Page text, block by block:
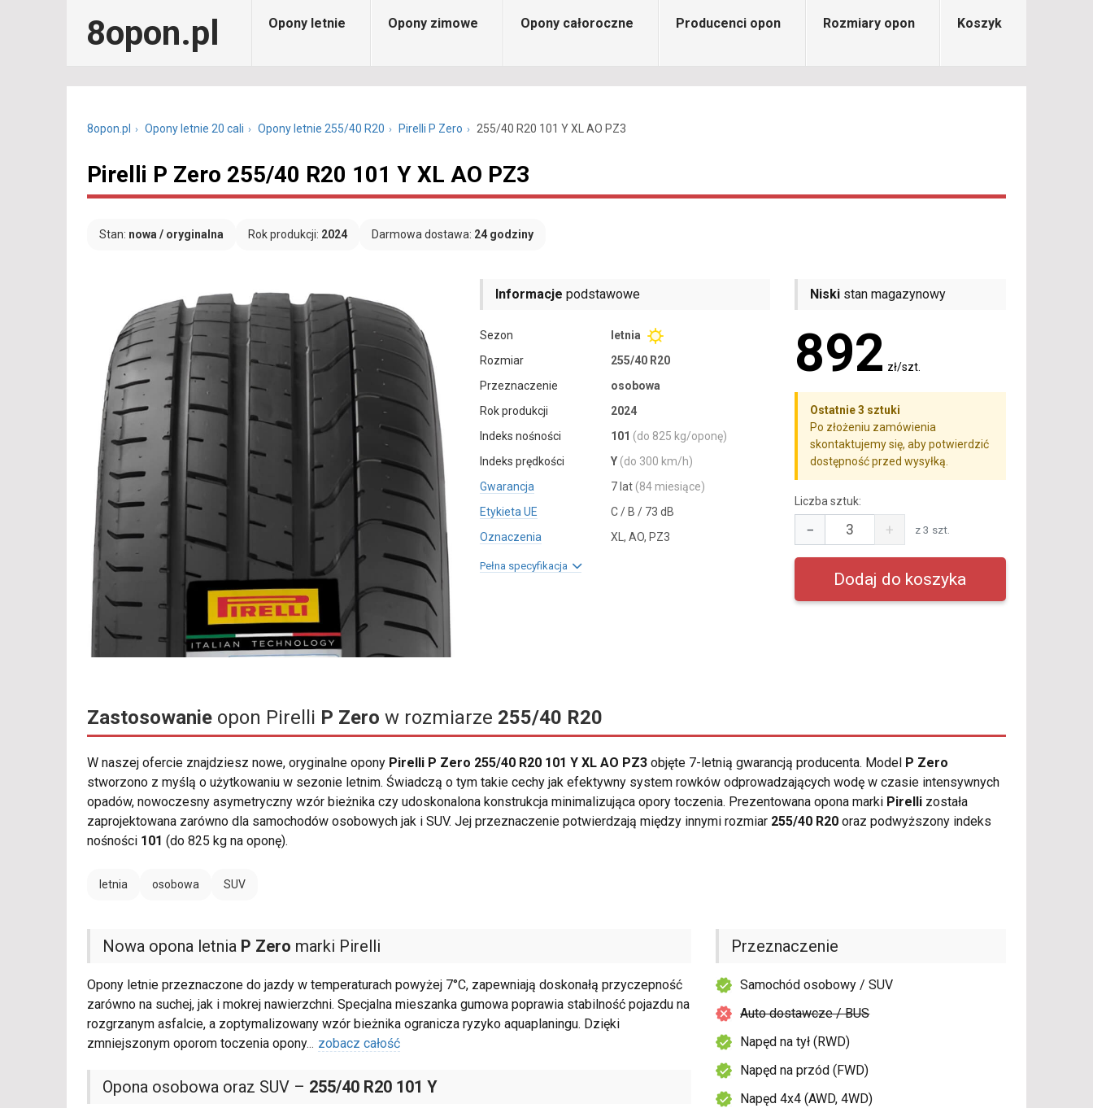
8opon.pl Opony letnie Opony zimowe Opony całoroczne Producenci opon Rozmiary opon Koszyk
8opon.pl Opony letnie 20 cali Opony letnie 255/40 R20 Pirelli P Zero 255/40 R20 101 Y XL AO PZ3
Pirelli P Zero 255/40 R20 101 Y XL AO PZ3
Stan: nowa / oryginalna Rok produkcji: 2024 Darmowa dostawa: 24 godziny
Informacje podstawowe
Sezon
letnia
Rozmiar
255/40 R20
Przeznaczenie
osobowa
Rok produkcji
2024
Indeks nośności
101 (do 825 kg/oponę)
Indeks prędkości
Y (do 300 km/h)
Gwarancja
7 lat (84 miesiące)
Etykieta UE
C / B / 73 dB
Oznaczenia
XL, AO, PZ3
Pełna specyfikacja
Niskistan magazynowy
892 zł/szt.
Ostatnie 3 sztuki
Po złożeniu zamówienia
skontaktujemy się, aby potwierdzić
dostępność przed wysyłką.
Liczba sztuk:
− + z 3 szt.
Zastosowanie opon Pirelli P Zero w rozmiarze 255/40 R20
W naszej ofercie znajdziesz nowe, oryginalne opony Pirelli P Zero 255/40 R20 101 Y XL AO PZ3 objęte 7-letnią gwarancją producenta. Model P Zero
stworzono z myślą o użytkowaniu w sezonie letnim. Świadczą o tym takie cechy jak efektywny system rowków odprowadzających wodę w czasie intensywnych
opadów, nowoczesny asymetryczny wzór bieżnika czy udoskonalona konstrukcja minimalizująca opory toczenia. Prezentowana opona marki Pirelli została
zaprojektowana zarówno dla samochodów osobowych jak i SUV. Jej przeznaczenie potwierdzają między innymi rozmiar 255/40 R20 oraz podwyższony indeks
nośności 101 (do 825 kg na oponę).
letnia osobowa SUV
Nowa opona letnia P Zero marki Pirelli
Opony letnie przeznaczone do jazdy w temperaturach powyżej 7°C, zapewniają doskonałą przyczepność
zarówno na suchej, jak i mokrej nawierzchni. Specjalna mieszanka gumowa poprawia stabilność pojazdu na
rozgrzanym asfalcie, a zoptymalizowany wzór bieżnika ogranicza ryzyko aquaplaningu. Dzięki
zmniejszonym oporom toczenia opony... zobacz całość
Opona osobowa oraz SUV – 255/40 R20 101 Y
Przeznaczenie
Samochód osobowy / SUV
Auto dostawcze / BUS
Napęd na tył (RWD)
Napęd na przód (FWD)
Napęd 4x4 (AWD, 4WD)